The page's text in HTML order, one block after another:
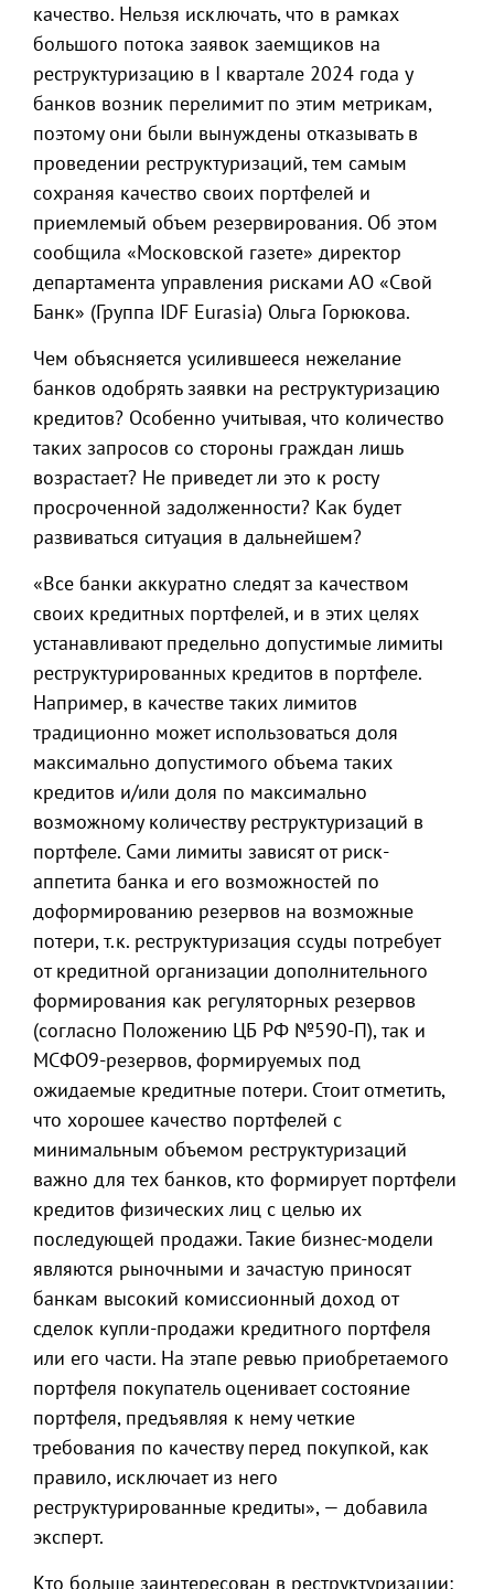
качество. Нельзя исключать, что в рамках
большого потока заявок заемщиков на
реструктуризацию в I квартале 2024 года у
банков возник перелимит по этим метрикам,
поэтому они были вынуждены отказывать в
проведении реструктуризаций, тем самым
сохраняя качество своих портфелей и
приемлемый объем резервирования. Об этом
сообщила «Московской газете» директор
департамента управления рисками АО «Свой
Банк» (Группа IDF Eurasia) Ольга Горюкова.
Чем объясняется усилившееся нежелание
банков одобрять заявки на реструктуризацию
кредитов? Особенно учитывая, что количество
таких запросов со стороны граждан лишь
возрастает? Не приведет ли это к росту
просроченной задолженности? Как будет
развиваться ситуация в дальнейшем?
«Все банки аккуратно следят за качеством
своих кредитных портфелей, и в этих целях
устанавливают предельно допустимые лимиты
реструктурированных кредитов в портфеле.
Например, в качестве таких лимитов
традиционно может использоваться доля
максимально допустимого объема таких
кредитов и/или доля по максимально
возможному количеству реструктуризаций в
портфеле. Сами лимиты зависят от риск-
аппетита банка и его возможностей по
доформированию резервов на возможные
потери, т.к. реструктуризация ссуды потребует
от кредитной организации дополнительного
формирования как регуляторных резервов
(согласно Положению ЦБ РФ №590-П), так и
МСФО9-резервов, формируемых под
ожидаемые кредитные потери. Стоит отметить,
что хорошее качество портфелей с
минимальным объемом реструктуризаций
важно для тех банков, кто формирует портфели
кредитов физических лиц с целью их
последующей продажи. Такие бизнес-модели
являются рыночными и зачастую приносят
банкам высокий комиссионный доход от
сделок купли-продажи кредитного портфеля
или его части. На этапе ревью приобретаемого
портфеля покупатель оценивает состояние
портфеля, предъявляя к нему четкие
требования по качеству перед покупкой, как
правило, исключает из него
реструктурированные кредиты», — добавила
эксперт.
Кто больше заинтересован в реструктуризации: